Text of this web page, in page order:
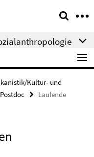
Kultur- und
Laufende